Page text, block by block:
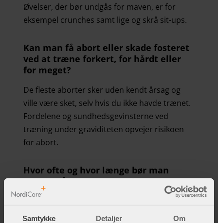
Samtykke Detaljer Om
Øvelser, der bør undgås for maven, er for
eksempel crunches samt lige og skrå sit-ups.
Kan man få abort eller skade fosteret
ved at træne forkert, for hårdt eller
for meget?
De fleste aborter sker uden kendt årsag og
ville være sket, selv hvis du ikke havde trænet.
Fordelene og sundhedsgevinsterne ved
træning under graviditeten opvejer risikoen
for abort.
Hvor ofte og hvor længe bør man
træne, når man er gravid?
Hvor længe du kan træne afhænger af, hvilken
træningsform du vælger, og hvordan du